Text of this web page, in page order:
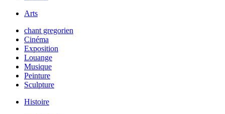
Arts
chant gregorien
Cinéma
Exposition
Louange
Musique
Peinture
Sculpture
Histoire